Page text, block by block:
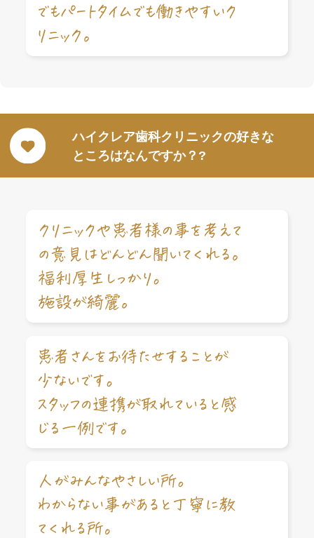
ハイクレア歯科クリニックの好きな
ところはなんですか？?